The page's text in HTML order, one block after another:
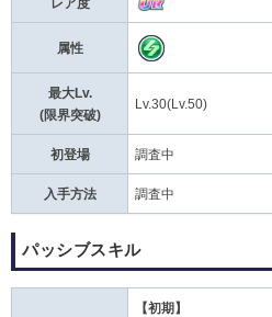
レア度
属性
最大Lv.
(限界突破)
Lv.30(Lv.50)
初登場 調査中
入手方法 調査中
パッシブスキル
【初期】